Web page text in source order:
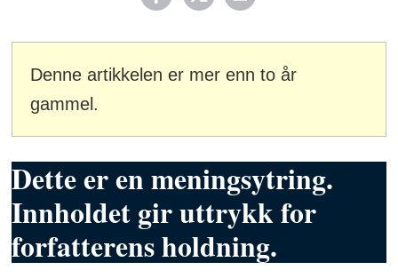
Denne artikkelen er mer enn to år
gammel.
Dette er en meningsytring.
Innholdet gir uttrykk for
forfatterens holdning.